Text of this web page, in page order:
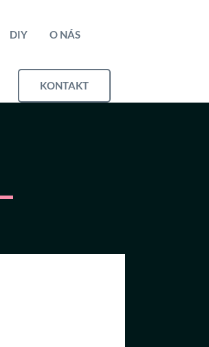
DIY O NÁS
KONTAKT